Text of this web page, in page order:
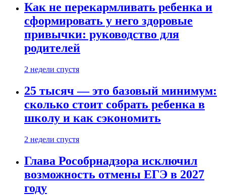
Как не перекармливать ребенка и
сформировать у него здоровые
привычки: руководство для
родителей
2 недели спустя
25 тысяч — это базовый минимум:
сколько стоит собрать ребенка в
школу и как сэкономить
2 недели спустя
Глава Рособрнадзора исключил
возможность отмены ЕГЭ в 2027
году